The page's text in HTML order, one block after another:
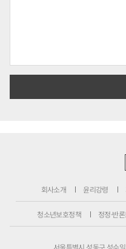
회사소개 윤리강령
청소년보호정책 정정·반
서울특별시 성동구 성수